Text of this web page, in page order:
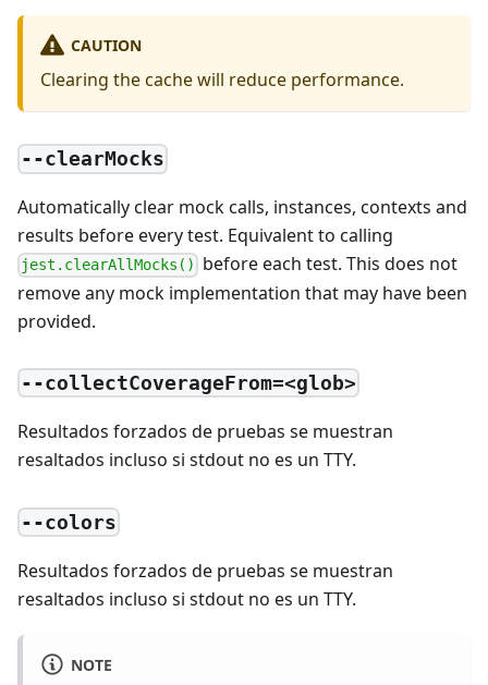
CAUTION
Clearing the cache will reduce performance.
--clearMocks
Automatically clear mock calls, instances, contexts and
results before every test. Equivalent to calling
jest.clearAllMocks()
before each test. This does not
remove any mock implementation that may have been
provided.
--collectCoverageFrom=<glob>
Resultados forzados de pruebas se muestran
resaltados incluso si stdout no es un TTY.
--colors
Resultados forzados de pruebas se muestran
resaltados incluso si stdout no es un TTY.
NOTE